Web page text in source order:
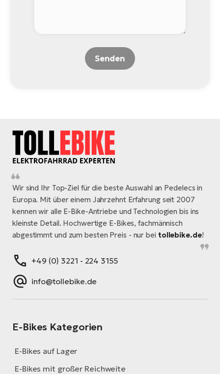
Senden
Wir sind Ihr Top-Ziel für die beste Auswahl an Pedelecs in
Europa. Mit über einem Jahrzehnt Erfahrung seit 2007
kennen wir alle E-Bike-Antriebe und Technologien bis ins
kleinste Detail. Hochwertige E-Bikes, fachmännisch
abgestimmt und zum besten Preis - nur bei tollebike.de!
+49 (0) 3221 - 224 3155
info@tollebike.de
E-Bikes Kategorien
E-Bikes auf Lager
E-Bikes mit großer Reichweite